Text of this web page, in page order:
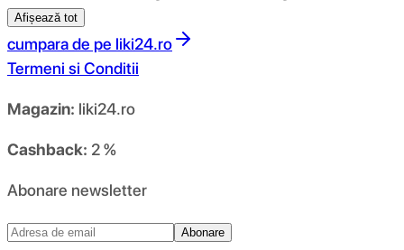
Afișează tot
cumpara de pe liki24.ro
Termeni si Conditii
Magazin: liki24.ro
Cashback: 2 %
Abonare newsletter
Abonare